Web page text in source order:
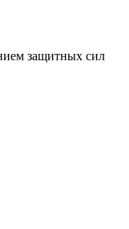
защитных сил